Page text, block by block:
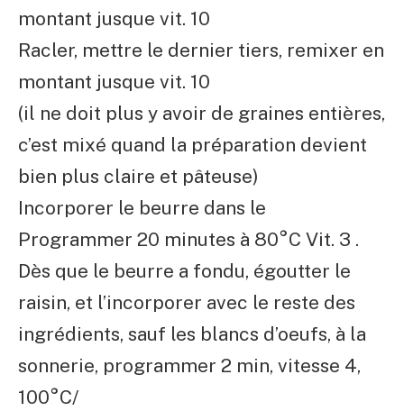
montant jusque vit. 10
Racler, mettre le dernier tiers, remixer en
montant jusque vit. 10
(il ne doit plus y avoir de graines entières,
c’est mixé quand la préparation devient
bien plus claire et pâteuse)
Incorporer le beurre dans le
Programmer 20 minutes à 80°C Vit. 3 .
Dès que le beurre a fondu, égoutter le
raisin, et l’incorporer avec le reste des
ingrédients, sauf les blancs d’oeufs, à la
sonnerie, programmer 2 min, vitesse 4,
100°C/